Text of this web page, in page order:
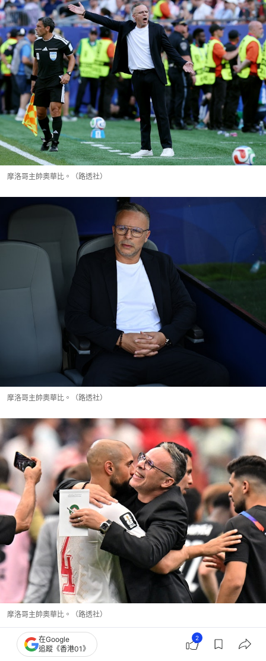
摩洛哥主帥奧華比。（路透社）
摩洛哥主帥奧華比。（路透社）
摩洛哥主帥奧華比。（路透社）
在Google
追蹤《香港01》
2